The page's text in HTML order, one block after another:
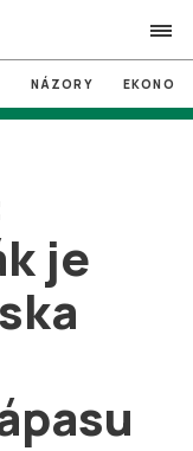
search
NÁZORY
je